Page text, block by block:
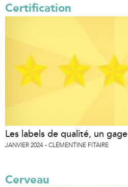
Certification
Les labels de qualité, un
JANVIER 2024 CLÉMENTINE FITAIRE
Cerveau